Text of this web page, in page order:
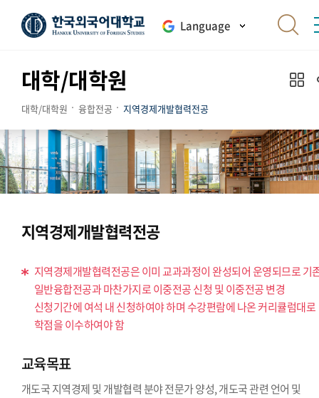
Language
대학/대학원
대학/대학원 융합전공 지역경제개발협력전공
지역경제개발협력전공
지역경제개발협력전공은 이미 교과과정이 완성되어 운영되므로 기
일반융합전공과 마찬가지로 이중전공 신청 및 이중전공 변경
신청기간에 여석 내 신청하여야 하며 수강편람에 나온 커리큘럼대로
학점을 이수하여야 함
교육목표
개도국 지역경제 및 개발협력 분야 전문가 양성, 개도국 관련 언어 및